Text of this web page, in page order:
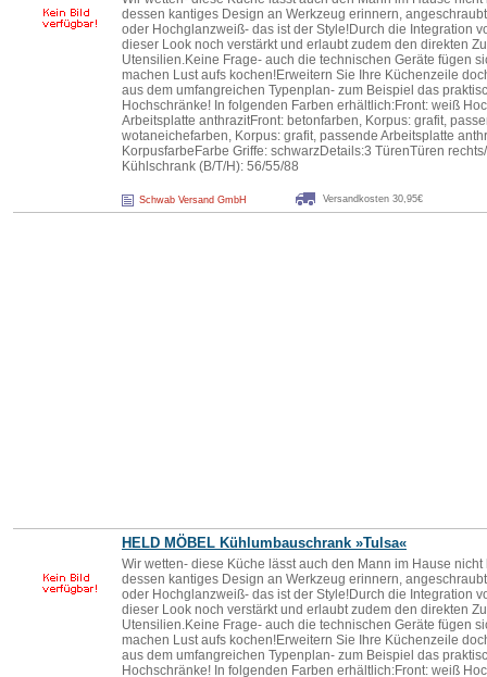
dessen kantiges Design an Werkzeug erinnern,
oder Hochglanzweiß- das ist der Style!Durch die Integration
dieser Look noch verstärkt und erlaubt zudem den direkten
Utensilien.Keine Frage- auch die technischen Geräte fügen
machen Lust aufs kochen!Erweitern Sie Ihre Küchenzeile
aus dem umfangreichen Typenplan- zum Beispiel das
Hochschränke! In folgenden Farben erhältlich:Front: weiß
Arbeitsplatte anthrazitFront: betonfarben, Korpus: grafit,
wotaneichefarben, Korpus: grafit, passende Arbeitsplatte
KorpusfarbeFarbe Griffe: schwarzDetails:3 TürenTüren
Kühlschrank (B/T/H): 56/55/88
Schwab Versand GmbH Versandkosten 30,95€
HELD MÖBEL Kühlumbauschrank »Tu lsa«
Wir wetten- diese Küche lässt auch den Mann im Hause
dessen kantiges Design an Werkzeug erinnern,
oder Hochglanzweiß- das ist der Style!Durch die Integration
dieser Look noch verstärkt und erlaubt zudem den direkten
Utensilien.Keine Frage- auch die technischen Geräte fügen
machen Lust aufs kochen!Erweitern Sie Ihre Küchenzeile
aus dem umfangreichen Typenplan- zum Beispiel das
Hochschränke! In folgenden Farben erhältlich:Front: weiß